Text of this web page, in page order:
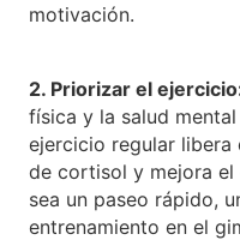
motivación.
2. Priorizar el
física y la salud
ejercicio regular libera
de cortisol y mejora el
sea un paseo rápido,
entrenamiento en el